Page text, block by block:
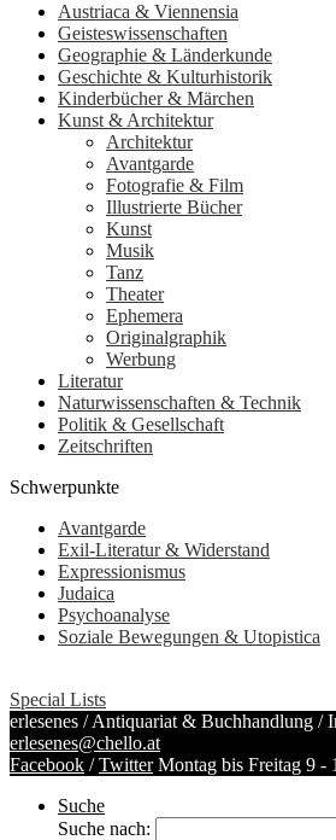
Austriaca & Viennensia
Geisteswissenschaften
Geographie & Länderkunde
Geschichte & Kulturhistorik
Kinderbücher & Märchen
Kunst & Architektur
Architektur
Avantgarde
Fotografie & Film
Illustrierte Bücher
Kunst
Musik
Tanz
Theater
Ephemera
Originalgraphik
Werbung
Literatur
Naturwissenschaften & Technik
Politik & Gesellschaft
Zeitschriften
Schwerpunkte
Avantgarde
Exil-Literatur & Widerstand
Expressionismus
Judaica
Psychoanalyse
Soziale Bewegungen & Utopistica
Special Lists
erlesenes / Antiquariat & Buchhandlung /
erlesenes@chello.at
Facebook /Twitter Montag bis Freitag 9 -
Suche
Suche nach: